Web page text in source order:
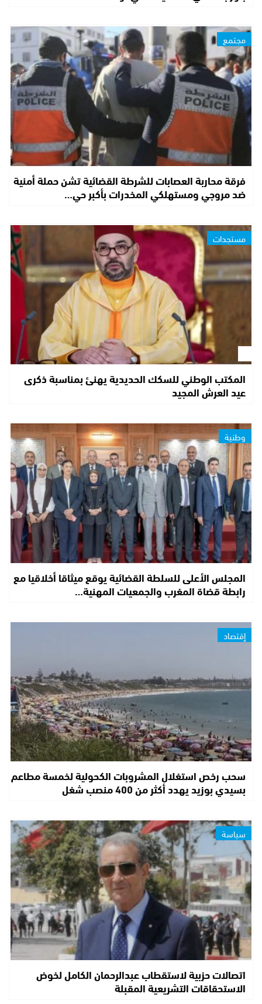
مجتمع
فرقة محاربة العصابات للشرطة القضائية تشن حملة أمنية
ضد مروجي ومستهلكي المخدرات بأكبر حي…
مستجدات
المكتب الوطني للسكك الحديدية يهنئ بمناسبة ذكرى
عيد العرش المجيد
وطنية
المجلس الأعلى للسلطة القضائية يوقع ميثاقا أخلاقيا مع
رابطة قضاة المغرب والجمعيات المهنية…
إقتصاد
سحب رخص استغلال المشروبات الكحولية لخمسة مطاعم
بسيدي بوزيد يهدد أكثر من 400 منصب شغل
سياسة
اتصالات حزبية لاستقطاب عبدالرحمان الكامل لخوض
الاستحقاقات التشريعية المقبلة